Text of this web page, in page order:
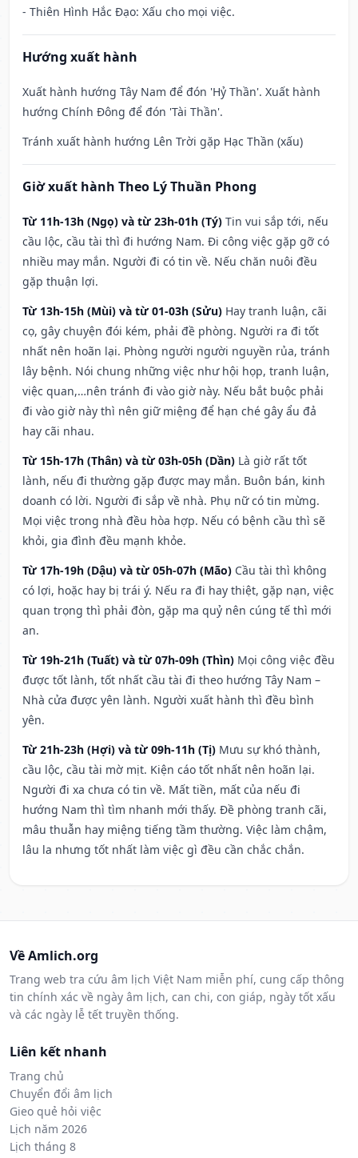
- Thiên Hình Hắc Đạo: Xấu cho mọi việc.
Hướng xuất hành
Xuất hành hướng Tây Nam để đón 'Hỷ Thần'. Xuất hành
hướng Chính Đông để đón 'Tài Thần'.
Tránh xuất hành hướng Lên Trời gặp Hạc Thần (xấu)
Giờ xuất hành Theo Lý Thuần Phong
Từ 11h-13h (Ngọ) và từ 23h-01h (Tý) Tin vui sắp tới, nếu
cầu lộc, cầu tài thì đi hướng Nam. Đi công việc gặp gỡ có
nhiều may mắn. Người đi có tin về. Nếu chăn nuôi đều
gặp thuận lợi.
Từ 13h-15h (Mùi) và từ 01-03h (Sửu) Hay tranh luận, cãi
cọ, gây chuyện đói kém, phải đề phòng. Người ra đi tốt
nhất nên hoãn lại. Phòng người người nguyền rủa, tránh
lây bệnh. Nói chung những việc như hội họp, tranh luận,
việc quan,…nên tránh đi vào giờ này. Nếu bắt buộc phải
đi vào giờ này thì nên giữ miệng để hạn ché gây ẩu đả
hay cãi nhau.
Từ 15h-17h (Thân) và từ 03h-05h (Dần) Là giờ rất tốt
lành, nếu đi thường gặp được may mắn. Buôn bán, kinh
doanh có lời. Người đi sắp về nhà. Phụ nữ có tin mừng.
Mọi việc trong nhà đều hòa hợp. Nếu có bệnh cầu thì sẽ
khỏi, gia đình đều mạnh khỏe.
Từ 17h-19h (Dậu) và từ 05h-07h (Mão) Cầu tài thì không
có lợi, hoặc hay bị trái ý. Nếu ra đi hay thiệt, gặp nạn, việc
quan trọng thì phải đòn, gặp ma quỷ nên cúng tế thì mới
an.
Từ 19h-21h (Tuất) và từ 07h-09h (Thìn) Mọi công việc đều
được tốt lành, tốt nhất cầu tài đi theo hướng Tây Nam –
Nhà cửa được yên lành. Người xuất hành thì đều bình
yên.
Từ 21h-23h (Hợi) và từ 09h-11h (Tị) Mưu sự khó thành,
cầu lộc, cầu tài mờ mịt. Kiện cáo tốt nhất nên hoãn lại.
Người đi xa chưa có tin về. Mất tiền, mất của nếu đi
hướng Nam thì tìm nhanh mới thấy. Đề phòng tranh cãi,
mâu thuẫn hay miệng tiếng tầm thường. Việc làm chậm,
lâu la nhưng tốt nhất làm việc gì đều cần chắc chắn.
Về Amlich.org
Trang web tra cứu âm lịch Việt Nam miễn phí, cung cấp thông
tin chính xác về ngày âm lịch, can chi, con giáp, ngày tốt xấu
và các ngày lễ tết truyền thống.
Liên kết nhanh
Trang chủ
Chuyển đổi âm lịch
Gieo quẻ hỏi việc
Lịch năm 2026
Lịch tháng 8